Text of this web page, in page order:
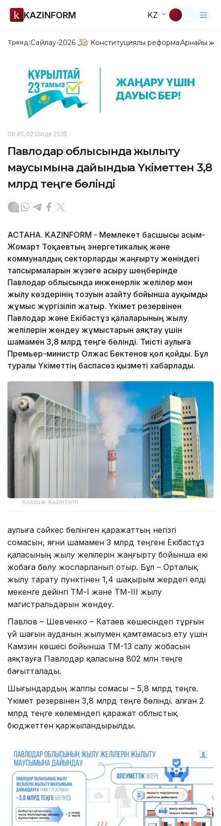
KAZINFORM KZ
Тренд:Сайлау-2026 Конституциялық реформаАрнайы
08:45, 02 Шілде 2025
Павлодар облысында жылыту
маусымына дайындыққа Үкіметтен 3,8
млрд теңге бөлінді
АСТАНА. KAZINFORM - Мемлекет басшысы Қасым-
Жомарт Тоқаевтың энергетикалық және
коммуналдық секторларды жаңғырту жөніндегі
тапсырмаларын жүзеге асыру шеңберінде
Павлодар облысында инженерлік желілер мен
жылу көздерінің тозуын азайту бойынша ауқымды
жұмыс жүргізіліп жатыр. Үкімет резервінен
Павлодар және Екібастұз қалаларының жылу
желілерін жөндеу жұмыстарын аяқтау үшін
шамамен 3,8 млрд теңге бөлінді. Тиісті Қаулыға
Премьер-министр Олжас Бектенов қол қойды. Бұл
туралы Үкіметтің баспасөз қызметі хабарлады.
Коллаж: Kazinform
Қаулыға сәйкес бөлінген қаражаттың негізгі
сомасын, яғни шамамен 3 млрд теңгені Екібастұз
қаласының жылу желілерін жаңғырту бойынша екі
жобаға бөлу жоспарланып отыр. Бұл – Орталық
жылу тарату пунктінен 1,4 шақырым жердегі елді
мекенге дейінгі ТМ-I және ТМ-III жылу
магистральдарын жөндеу.
Павлов – Шевченко – Катаев көшесіндегі тұрғын
үй шағын ауданын жылумен қамтамасыз ету үшін
Камзин көшесі бойынша ТМ-13 салу жобасын
аяқтауға Павлодар қаласына 802 млн теңге
бағытталады.
Шығындардың жалпы сомасы – 5,8 млрд теңге.
Үкімет резервінен 3,8 млрд теңге бөлінді. Қалған 2
млрд теңге көлеміндегі қаражат облыстық
бюджеттен қаржыландырылды.